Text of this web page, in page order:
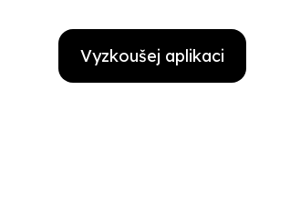
Vyzkoušej aplikaci